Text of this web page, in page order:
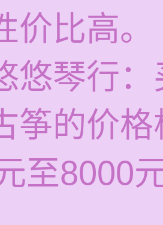
价比高。
悠琴行
筝的价
至8000